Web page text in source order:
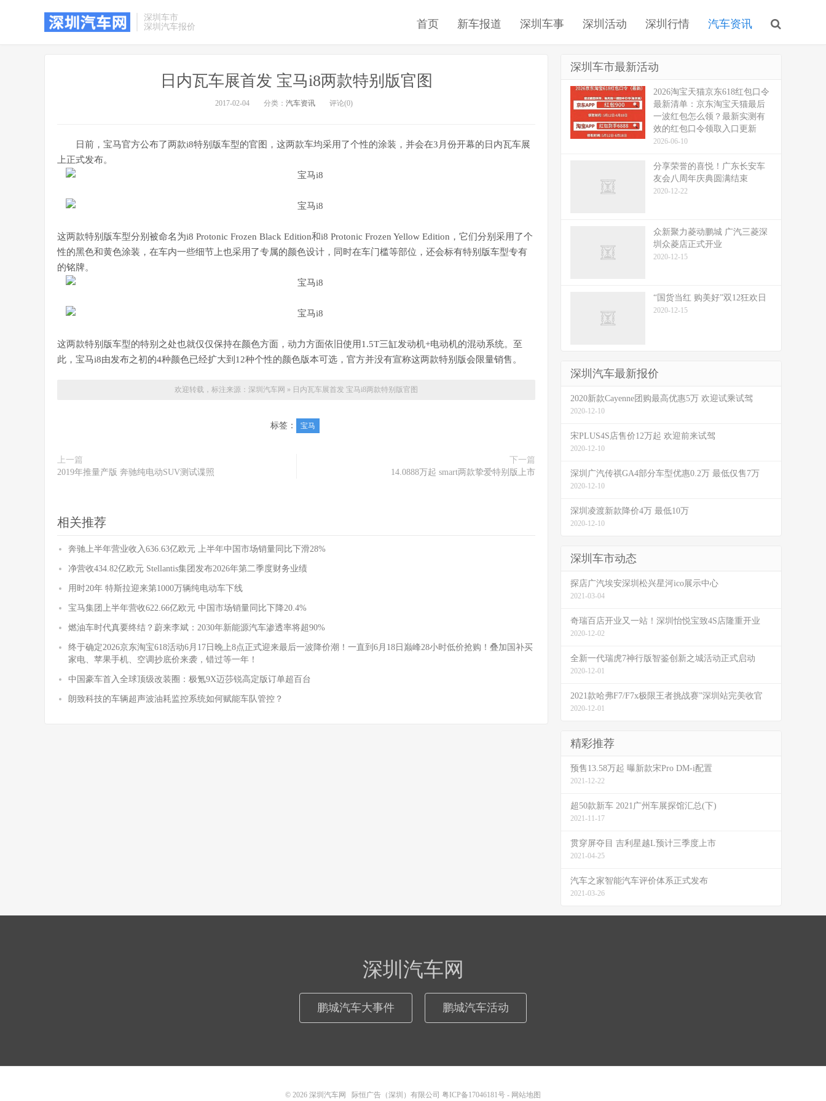
深圳车市
深圳汽车报价
首页 新车报道 深圳车事 深圳活动 深圳行情 汽车资讯
日内瓦车展首发 宝马i8两款特别版官图
2017-02-04 分类： 汽车资讯 评论(0)
日前，宝马官方公布了两款i8特别版车型的官图，这两款车均采用了个性的涂装，并会在3月份开幕的日内瓦车展
上正式发布。
这两款特别版车型分别被命名为i8 Protonic Frozen Black Edition和i8 Protonic Frozen Yellow Edition，它们分别采用了个
性的黑色和黄色涂装，在车内一些细节上也采用了专属的颜色设计，同时在车门槛等部位，还会标有特别版车型专有
的铭牌。
这两款特别版车型的特别之处也就仅仅保持在颜色方面，动力方面依旧使用1.5T三缸发动机+电动机的混动系统。至
此，宝马i8由发布之初的4种颜色已经扩大到12种个性的颜色版本可选，官方并没有宣称这两款特别版会限量销售。
欢迎转载，标注来源： 深圳汽车网 » 日内瓦车展首发 宝马i8两款特别版官图
标签： 宝马
上一篇
2019年推量产版 奔驰纯电动SUV测试谍照
下一篇
14.0888万起 smart两款挚爱特别版上市
相关推荐
奔驰上半年营业收入636.63亿欧元 上半年中国市场销量同比下滑28%
净营收434.82亿欧元 Stellantis集团发布2026年第二季度财务业绩
用时20年 特斯拉迎来第1000万辆纯电动车下线
宝马集团上半年营收622.66亿欧元 中国市场销量同比下降20.4%
燃油车时代真要终结？蔚来李斌：2030年新能源汽车渗透率将超90%
终于确定2026京东淘宝618活动6月17日晚上8点正式迎来最后一波降价潮！一直到6月18日巅峰28小时低价抢购！叠加国补买
家电、苹果手机、空调抄底价来袭，错过等一年！
中国豪车首入全球顶级改装圈：极氪9X迈莎锐高定版订单超百台
朗致科技的车辆超声波油耗监控系统如何赋能车队管控？
深圳车市最新活动
2026淘宝天猫京东618红包口令
最新清单：京东淘宝天猫最后
一波红包怎么领？最新实测有
效的红包口令领取入口更新
2026-06-10
分享荣誉的喜悦！广东长安车
友会八周年庆典圆满结束
2020-12-22
众新聚力菱动鹏城 广汽三菱深
圳众菱店正式开业
2020-12-15
“国货当红 购美好”双12狂欢日
2020-12-15
深圳汽车最新报价
2020新款Cayenne团购最高优惠5万 欢迎试乘试驾
2020-12-10
宋PLUS4S店售价12万起 欢迎前来试驾
2020-12-10
深圳广汽传祺GA4部分车型优惠0.2万 最低仅售7万
2020-12-10
深圳凌渡新款降价4万 最低10万
2020-12-10
深圳车市动态
探店广汽埃安深圳松兴星河ico展示中心
2021-03-04
奇瑞百店开业又一站！深圳怡悦宝致4S店隆重开业
2020-12-02
全新一代瑞虎7神行版智鉴创新之城活动正式启动
2020-12-01
2021款哈弗F7/F7x极限王者挑战赛”深圳站完美收官
2020-12-01
精彩推荐
预售13.58万起 曝新款宋Pro DM-i配置
2021-12-22
超50款新车 2021广州车展探馆汇总(下)
2021-11-17
贯穿屏夺目 吉利星越L预计三季度上市
2021-04-25
汽车之家智能汽车评价体系正式发布
2021-03-26
深圳汽车网
鹏城汽车大事件 鹏城汽车活动
© 2026 深圳汽车网 际恒广告（深圳）有限公司 粤ICP备17046181号 - 网站地图